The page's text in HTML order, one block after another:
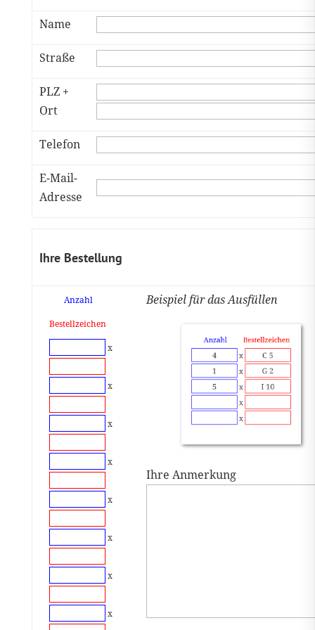
Name
Straße
PLZ +
Ort
Telefon
E-Mail-
Adresse
Ihre Bestellung
Anzahl
Bestellzeichen
x
x
x
x
x
x
x
x
Beispiel für das Ausfüllen
Ihre Anmerkung